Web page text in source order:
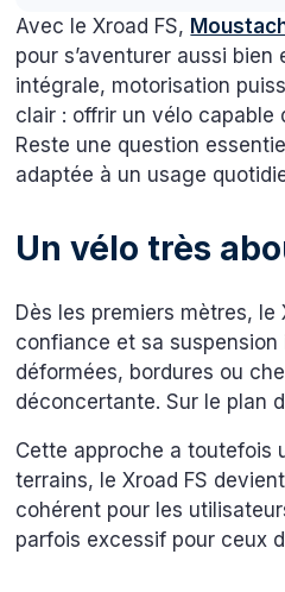
Avec le Xroad FS,
pour s’aventurer aussi
intégrale, motorisation
clair : offrir un vélo capable
Reste une question
adaptée à un usage
Un vélo très
Dès les premiers mètres,
confiance et sa
déformées, bordures ou
déconcertante. Sur le plan
Cette approche a toutefois
terrains, le Xroad FS
cohérent pour les
parfois excessif pour ceux